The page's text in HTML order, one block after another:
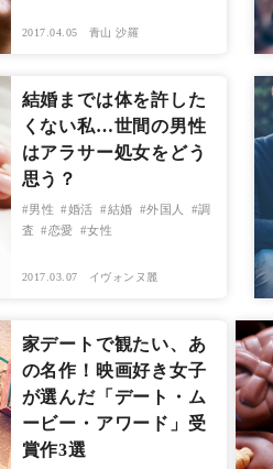
2017.04.05 青山 沙羅
結婚までは体を許した
くない私…世間の男性
はアラサー処女をどう
思う？
男性 婚活 結婚 外国人
調
査
恋愛 女性
2017.03.07 イヴォンヌ麗
家デートで観たい、あ
の名作！映画好き女子
が選んだ「デート・ム
ービー・アワード」受
賞作3選